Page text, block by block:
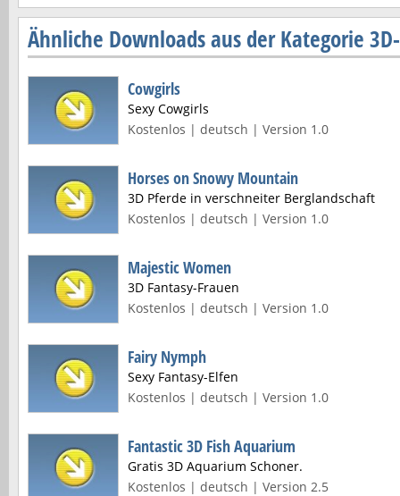
Ähnliche Downloads aus der Kategorie
Cowgirls
Sexy Cowgirls
Kostenlos | deutsch | Version 1.0
Horses on Snowy Mountain
3D Pferde in verschneiter Berglandschaft
Kostenlos | deutsch | Version 1.0
Majestic Women
3D Fantasy-Frauen
Kostenlos | deutsch | Version 1.0
Fairy Nymph
Sexy Fantasy-Elfen
Kostenlos | deutsch | Version 1.0
Fantastic 3D Fish Aquarium
Gratis 3D Aquarium Schoner.
Kostenlos | deutsch | Version 2.5